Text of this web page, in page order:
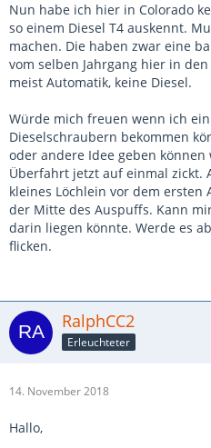
Nun habe ich hier in Colorado
so einem Diesel T4 auskennt.
machen. Die haben zwar eine
vom selben Jahrgang hier in
meist Automatik, keine Diesel.
Würde mich freuen wenn ich
Dieselschraubern bekommen
oder andere Idee geben
Überfahrt jetzt auf einmal zickt.
kleines Löchlein vor dem
der Mitte des Auspuffs. Kann
darin liegen könnte. Werde es
flicken.
RalphCC2
Erleuchteter
14. November 2018
Hallo,